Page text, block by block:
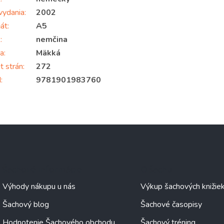
:
2002
:
A5
:
nemčina
:
Mäkká
strán:
272
: 9781901983760
Výhody nákupu u nás
Šachový blog
Výkup šachových
Šachové časopisy